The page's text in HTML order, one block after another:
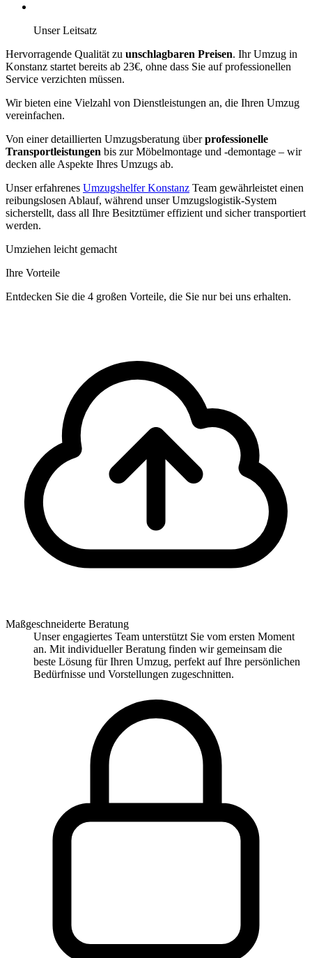
Unser Leitsatz
Hervorragende Qualität zu unschlagbaren Preisen. Ihr Umzug in
Konstanz startet bereits ab 23€, ohne dass Sie auf professionellen
Service verzichten müssen.
Wir bieten eine Vielzahl von Dienstleistungen an, die Ihren Umzug
vereinfachen.
Von einer detaillierten Umzugsberatung überprofessionelle
Transportleistungen bis zur Möbelmontage und -demontage – wir
decken alle Aspekte Ihres Umzugs ab.
Unser erfahrenes Umzugshelfer Konstanz Team gewährleistet einen
reibungslosen Ablauf, während unser Umzugslogistik-System
sicherstellt, dass all Ihre Besitztümer effizient und sicher transportiert
werden.
Umziehen leicht gemacht
Ihre Vorteile
Entdecken Sie die 4 großen Vorteile, die Sie nur bei uns erhalten.
Maßgeschneiderte Beratung
Unser engagiertes Team unterstützt Sie vom ersten Moment
an. Mit individueller Beratung finden wir gemeinsam die
beste Lösung für Ihren Umzug, perfekt auf Ihre persönlichen
Bedürfnisse und Vorstellungen zugeschnitten.